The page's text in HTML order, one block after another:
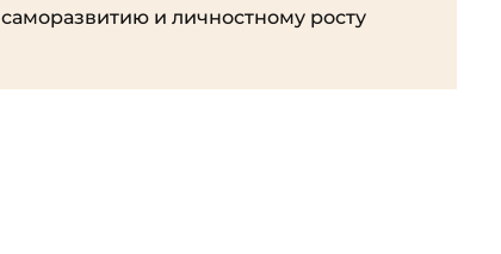
саморазвитию и личностному росту